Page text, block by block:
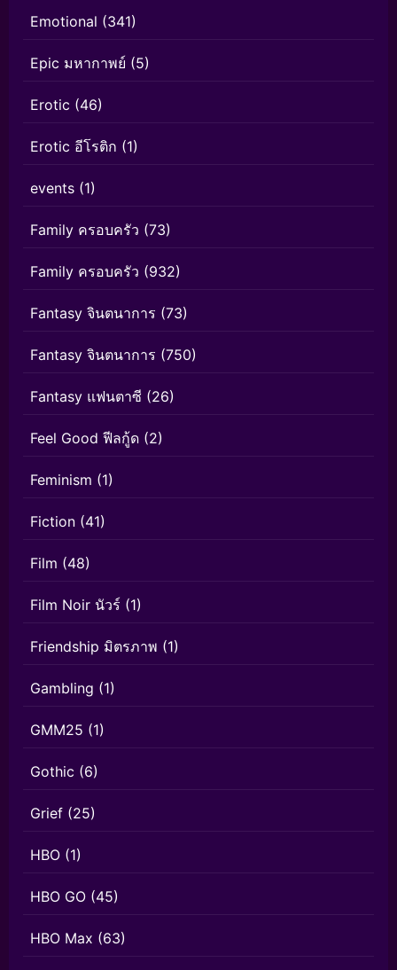
Emotional (341)
Epic มหากาพย์ (5)
Erotic (46)
Erotic อีโรติก (1)
events (1)
Family ครอบครัว (73)
Family ครอบครัว (932)
Fantasy จินตนาการ (73)
Fantasy จินตนาการ (750)
Fantasy แฟนตาซี (26)
Feel Good ฟีลกู้ด (2)
Feminism (1)
Fiction (41)
Film (48)
Film Noir นัวร์ (1)
Friendship มิตรภาพ (1)
Gambling (1)
GMM25 (1)
Gothic (6)
Grief (25)
HBO (1)
HBO GO (45)
HBO Max (63)